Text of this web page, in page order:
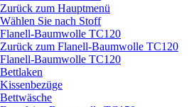
Zurück zum Hauptmenü
Wählen Sie nach Stoff
Flanell-Baumwolle TC120
Zurück zum Flanell-Baumwolle TC120
Flanell-Baumwolle TC120
Bettlaken
Kissenbezüge
Bettwäsche